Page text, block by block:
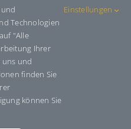
Choose Your
WhatsAppTelegram
E-
Mail
Technologien
"Alle
Ihrer
uns und
finden Sie
können Sie
Einstellungen